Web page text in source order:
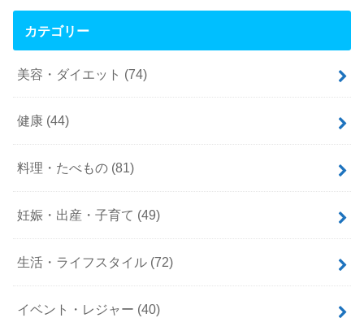
カテゴリー
美容・ダイエット (74)
健康 (44)
料理・たべもの (81)
妊娠・出産・子育て (49)
生活・ライフスタイル (72)
イベント・レジャー (40)